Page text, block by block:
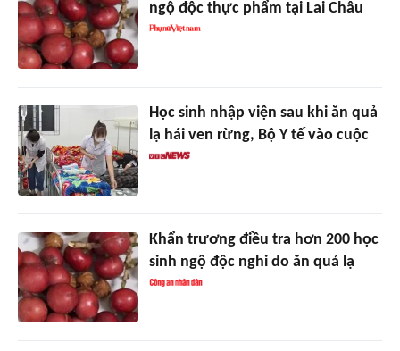
ngộ độc thực phẩm tại Lai Châu
Học sinh nhập viện sau khi ăn quả
lạ hái ven rừng, Bộ Y tế vào cuộc
Khẩn trương điều tra hơn 200 học
sinh ngộ độc nghi do ăn quả lạ